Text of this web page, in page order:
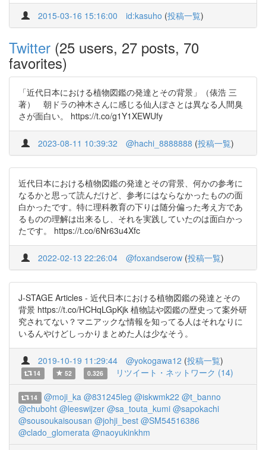
2015-03-16 15:16:00 id:kasuho (投稿一覧)
Twitter (25 users, 27 posts, 70
favorites)
「近代日本における植物図鑑の発達とその背景」（俵浩 三
著） 朝ドラの神木さんに感じる仙人ぽさとは異なる人間臭
さが面白い。 https://t.co/g1Y1XEWUfy
2023-08-11 10:39:32 @hachi_8888888 (投稿一覧)
近代日本における植物図鑑の発達とその背景、何かの参考に
なるかと思って読んだけど、参考にはならなかったものの面
白かったです。特に理科教育の下りは随分偏った考え方であ
るものの理解は出来るし、それを実践していたのは面白かっ
たです。 https://t.co/6Nr63u4Xfc
2022-02-13 22:26:04 @foxandserow (投稿一覧)
J-STAGE Articles - 近代日本における植物図鑑の発達とその
背景 https://t.co/HCHqLGpKjk 植物誌や図鑑の歴史って案外研
究されてない？マニアックな情報を知ってる人はそれなりに
いるんやけどしっかりまとめた人は少なそう。
2019-10-19 11:29:44 @yokogawa12 (投稿一覧)
14 52 0.326 リツイート・ネットワーク (14)
14 @moji_ka @831245leg @iskwmk22 @t_banno
@chuboht @leeswijzer @sa_touta_kumi @sapokachi
@sousoukaisousan @johji_best @SM54516386
@clado_glomerata @naoyukinkhm